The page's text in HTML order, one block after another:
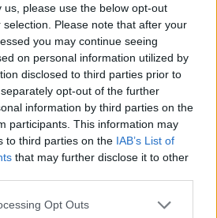
please use the below opt-out
Please note that after your
you may continue seeing
on personal information utilized by
disclosed to third parties prior to
opt-out of the further
information by third parties on the
participants. This information may
to third parties on the IAB’s List of
that may further disclose it to other
app uses one or more Google
Opt Outs
ami a kukázott Google-
fel? AKilled by Google
együtt állít emléket az egyes
mint amilyen a DropCam, a
a Pixel Pass vagy éppen a
megszűnik a One VPN, amely